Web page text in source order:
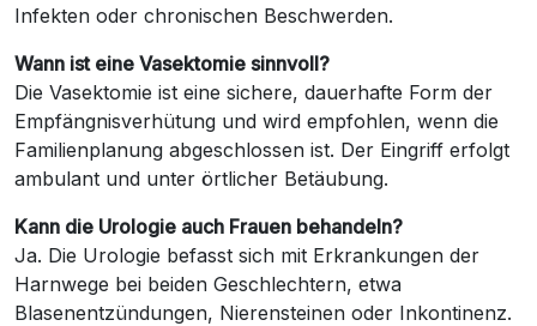
Infekten oder chronischen Beschwerden.
Wann ist eine Vasektomie sinnvoll?
Die Vasektomie ist eine sichere, dauerhafte Form der
Empfängnisverhütung und wird empfohlen, wenn die
Familienplanung abgeschlossen ist. Der Eingriff erfolgt
ambulant und unter örtlicher Betäubung.
Kann die Urologie auch Frauen behandeln?
Ja. Die Urologie befasst sich mit Erkrankungen der
Harnwege bei beiden Geschlechtern, etwa
Blasenentzündungen, Nierensteinen oder Inkontinenz.